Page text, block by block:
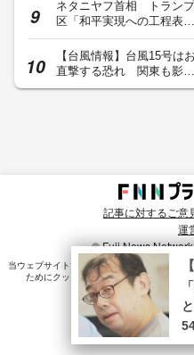
ネタニヤフ首相 トラン
区「和平実現への工程表…
【台風情報】台風15号は
直撃する恐れ 関東も影…
記事に対するご意
運
© Fuji News
当ウェブサイトでは、ユーザのニーズ・興味
ためにクッキーを使⽤しています。詳細は